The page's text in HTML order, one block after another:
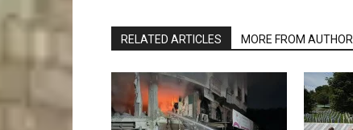
RELATED ARTICLES MORE FROM AUTHOR